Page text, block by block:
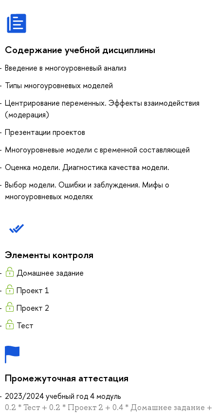
Содержание учебной дисциплины
Введение в многоуровневый анализ
Типы многоуровневых моделей
Центрирование переменных. Эффекты взаимодействия
(модерация)
Презентации проектов
Многоуровневые модели с временной составляющей
Оценка модели. Диагностика качества модели.
Выбор модели. Ошибки и заблуждения. Мифы о
многоуровневых моделях
Элементы контроля
Домашнее задание
Проект 1
Проект 2
Тест
Промежуточная аттестация
2023/2024 учебный год 4 модуль
0.2 * Тест + 0.2 * Проект 2 + 0.4 * Домашнее задание +